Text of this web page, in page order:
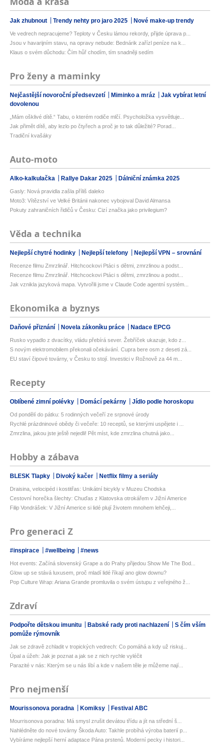
Jak zhubnout Trendy nehty pro jaro 2025 Nové make-up trendy
Ve vedrech nepracujeme? Teploty v Česku lámou rekordy, přijde úprava p...
Jsou v havarijním stavu, na opravy nebude: Bednárik zařízl peníze na k...
Klaus o svém důchodu: Čím hůř chodím, tím snadněji sedím
Pro ženy a maminky
Nejčastější novoroční předsevzetí Miminko a mráz
Jak vybírat letní
dovolenou
„Mám ošklivé dítě.“ Tabu, o kterém rodiče mlčí. Psycholožka vysvětluje...
Jak přimět dítě, aby lezlo po čtyřech a proč je to tak důležité? Porad...
Tradiční kvašáky
Auto-moto
Alko-kalkulačka Rallye Dakar 2025 Dálniční známka 2025
Gasly: Nová pravidla zašla příliš daleko
Moto3: Vítězství ve Velké Británii nakonec vybojoval David Almansa
Pokuty zahraničních řidičů v Česku: Cizí značka jako privilegium?
Věda a technika
Nejlepší chytré hodinky Nejlepší telefony Nejlepší VPN – srovnání
Recenze filmu Zmrzlinář. Hitchcockovi Ptáci s dětmi, zmrzlinou a podst...
Recenze filmu Zmrzlinář. Hitchcockovi Ptáci s dětmi, zmrzlinou a podst...
Jak vznikla jazyková mapa. Vytvořili jsme v Claude Code agentní systém...
Ekonomika a byznys
Daňové přiznání Novela zákoníku práce Nadace EPCG
Rusko vypadlo z dvacítky, vládu přebírá sever. Žebříček ukazuje, kdo z...
S novým elektromobilem překonali očekávání. Cupra bere osm z deseti zá...
EU staví čipové továrny, v Česku to stojí. Investici v Rožnově za 44 m...
Recepty
Oblíbené zimní polévky Domácí pekárny Jídlo podle horoskopu
Od pondělí do pátku: 5 rodinných večeří ze srpnové úrody
Rychlé prázdninové obědy či večeře: 10 receptů, se kterými uspějete i ...
Zmrzlina, jakou jste ještě nejedli! Pět míst, kde zmrzlina chutná jako...
Hobby a zábava
BLESK Tlapky Divoký kačer Netflix filmy a seriály
Draisina, velocipéd i kostitřas: Unikátní bicykly v Muzeu Chodska
Cestovní horečka šlechty: Chuďas z Klatovska otrokářem v Jižní Americe
Filip Vondrášek: V Jižní Americe si lidé plují životem mnohem lehčeji,...
Pro generaci Z
#inspirace #wellbeing #news
Hot events: Začíná slovenský Grape a do Prahy přijedou Show Me The Bod...
Glow up se stává luxusem, proč mladí lidé říkají ano glow downu?
Pop Culture Wrap: Ariana Grande promluvila o svém ústupu z veřejného ž...
Zdraví
Podpořte dětskou imunitu Babské rady proti nachlazení
S čím vším
pomůže rýmovník
Jak se zdravě zchladit v tropických vedrech: Co pomáhá a kdy už riskuj...
Úpal a úžeh: Jak je poznat a jak se z nich rychle vyléčit
Parazité v nás: Kterým se u nás líbí a kde v našem těle je můžeme nají...
Pro nejmenší
Mourissonova poradna Komiksy Festival ABC
Mourrisonova poradna: Má smysl zrušit devátou třídu a jít na střední š...
Nahlédněte do nové továrny Škoda Auto: Takhle probíhá výroba baterií p...
Vybíráme nejlepší herní adaptace Pána prstenů. Moderní pecky i histori...